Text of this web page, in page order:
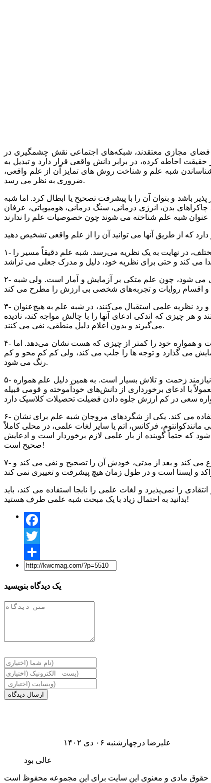
فضای مجازی معتقدند، شبکه‌های اجتماعی نقش چشمگیری در
احاطه کرده، در برابر دانش واقعی قرار دارد و تبدیل به
شبه علم و شناخت روش های تمایز آن از علم واقعی،
ضروری به نظر می رسد.
باشد و بتوان آن را با پیشرفت تصحیح یا ابطال کرد. اما شبه
بدن، انرژی درمانی، سنگ درمانی، هومیوپاتی، عرفان
۱- حرکت معکوس: علم در مسیر حرکت خود، گام به گام پیش می‌رود و پس از جمع‌آوری مشاهدات و شکل گرفتن فرضیه ها و انجام آزمون‌های مختلف، در نهایت به یک نظریه می‌رسد. شبه ‌علم دقیقاً مسیر را
۲- استناد به تجربیات شخصی: یک فرضیه علمی هزاران بار به وسیله انواع آزمایش، راستی آزمایی می شود و بر اساس آمار، دقت آن اندازه گیری می شود، چون علم متکی بر آزمایش و آمار است. ولی شبه
۳- ترس شدید از چالش: برخلاف مباحث علمی که نظریه هایش پیوسته در حال آزمون است و دانشمندان از هرگونه تلاشی برای به چالش کشیدن و رد نظریه‌ علمی استقبال می‌کنند، در شبه‌ علم به هیچ‌عنوان
هر چیزی که اندکی ادعای آنها را با چالش مواجه کند، نادیده
می‌گیرند و بدون اعلام دلیل منطقی، نفی می کنند.
۴- اعتماد به نفس کاذب: علم همه چیز را نسبی مطرح می کند و همیشه شرایط زمان و مکان را در نظر می گیرد. در واقع علم بسیار محتاط است و همواره خود را کمتر از چیزی که هست نشان می‌دهد. اما
می گذارد و توجه ها را جلب می کند، ولی کم کم محو و کم
رنگ می شود.
۵- کم ارزش جلوه دادن تحصیلات کلاسیک: هیچ علمی بصورت سینه به سینه و پنهانی به کسی منتقل نمی‌شود، بلکه کسب علم فرآیندی است که نیازمند زحمت و تلاش بسیار است. به همین دلیل علم همواره
با ادعای برخورداری از دانش‌های خودآموخته و قومی قبیله
۶- استفاده نابجا از اصطلاحات علمی: علم پهنه گسترده ای است که برای بیان دقیق مقصود، از اصطلاحات علمی خاص در محل های مناسب استفاده می کند. یکی از شگردهای مروجان شبه علم برای نشان
فرکانس، اتم یا سایر لغات علمی، در محلی کاملاً
که حتماً گوینده‌ از بار علمی لازم برخوردار است و ادعایش
صحیح است!
۷- در جا زدن و پیشرفت نکردن: علم پویا است و در تمامی شاخه‌ها، مرتباً شاهد پیشرفت و تغییرات بنیادین آن هستیم. علم چیزی را کشف و اختراع می کند و بعد از مدتی، خودش آن را تصحیح و نفی می کند و
را نمی‌پذیرد و لغات علمی را نابجا استفاده می کند، باید
بدانید به احتمال زیاد با یک مبحث شبه‌ علمی طرف هستید!
Facebook
Twitter
Share
یک دیدگاه بنویسید
ارسال دیدگاه
علیرضا درچهارشنبه ۰۶ دی ۱۴۰۲
عالی بود